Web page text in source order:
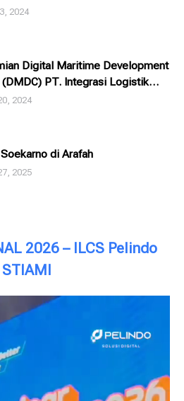
2024
Digital Maritime Development
(DMDC) PT. Integrasi Logistik
(ILCS) / Pelindo Solusi
2024
di Arafah
2025
2026 – ILCS Pelindo